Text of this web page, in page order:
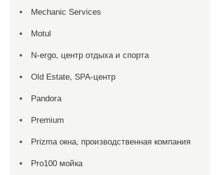
Mechanic Services
Motul
N-ergo, центр отдыха и спорта
Old Estate, SPA-центр
Pandora
Premium
Prizma окна, производственная компания
Pro100 мойка